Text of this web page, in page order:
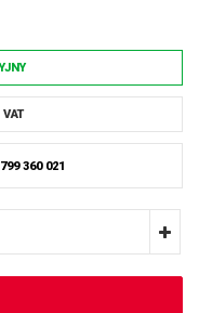
360 021